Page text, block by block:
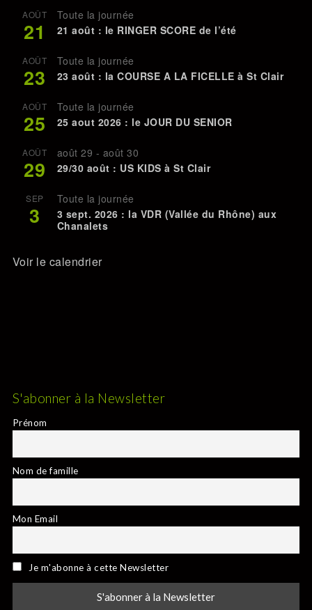
AOÛT
21
Toute la journée
21 août : le RINGER SCORE de l’été
AOÛT
23
Toute la journée
23 août : la COURSE A LA FICELLE à St Clair
AOÛT
25
Toute la journée
25 aout 2026 : le JOUR DU SENIOR
AOÛT
29
août 29 - août 30
29/30 août : US KIDS à St Clair
SEP
3
Toute la journée
3 sept. 2026 : la VDR (Vallée du Rhône) aux
Chanalets
Voir le calendrier
S'abonner à la Newsletter
Prénom
Nom de famille
Mon Email
Je m'abonne à cette Newsletter